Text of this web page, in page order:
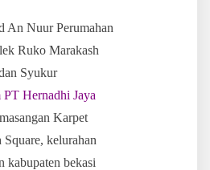
An Nuur Perumahan
Ruko Marakash
Syukur
PT Hernadhi Jaya
Karpet
kelurahan
kabupaten bekasi